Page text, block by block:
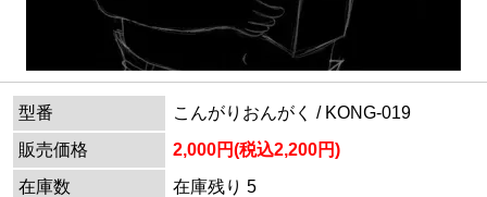
型番
こんがりおんがく / KONG-019
販売価格
2,000円(税込2,200円)
在庫数
在庫残り 5